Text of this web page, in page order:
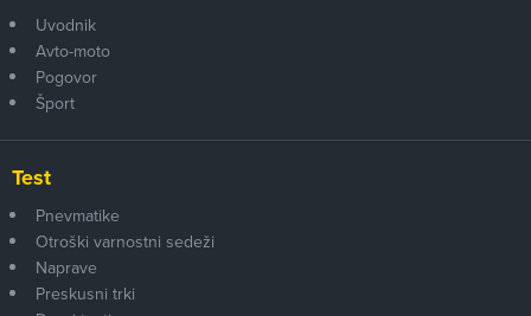
Uvodnik
Avto-moto
Pogovor
Šport
Test
Pnevmatike
Otroški varnostni sedeži
Naprave
Preskusni trki